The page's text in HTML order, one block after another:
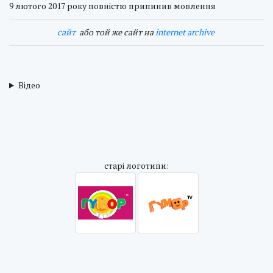
9 лютого 2017 року повністю припинив мовлення
cайтабо той же сайт наinternet archive
Відео
cтарі логотипи: